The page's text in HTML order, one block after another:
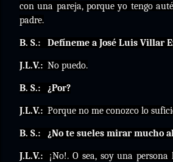
con una pareja, porque yo tengo
padre.
B. S.: Defíneme a José Luis Villar
J.L.V.: No puedo.
B. S.: ¿Por?
J.L.V.: Porque no me conozco lo
B. S.: ¿No te sueles mirar mucho
J.L.V.:
¡No!. O sea, soy una persona